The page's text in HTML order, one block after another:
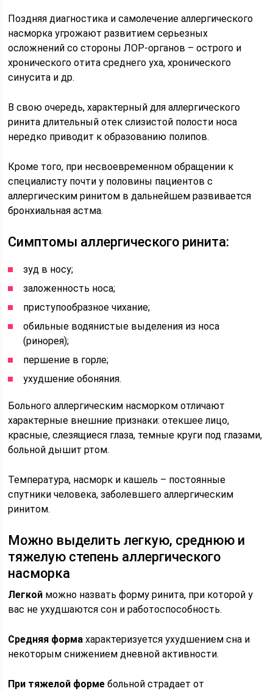
Поздняя диагностика и самолечение аллергического
насморка угрожают развитием серьезных
осложнений со стороны ЛОР-органов – острого и
хронического отита среднего уха, хронического
синусита и др.
В свою очередь, характерный для аллергического
ринита длительный отек слизистой полости носа
нередко приводит к образованию полипов.
Кроме того, при несвоевременном обращении к
специалисту почти у половины пациентов с
аллергическим ринитом в дальнейшем развивается
бронхиальная астма.
Симптомы аллергического ринита:
зуд в носу;
заложенность носа;
приступообразное чихание;
обильные водянистые выделения из носа
(ринорея);
першение в горле;
ухудшение обоняния.
Больного аллергическим насморком отличают
характерные внешние признаки: отекшее лицо,
красные, слезящиеся глаза, темные круги под глазами,
больной дышит ртом.
Температура, насморк и кашель – постоянные
спутники человека, заболевшего аллергическим
ринитом.
Можно выделить легкую, среднюю и
тяжелую степень аллергического
насморка
Легкой можно назвать форму ринита, при которой у
вас не ухудшаются сон и работоспособность.
Средняя форма характеризуется ухудшением сна и
некоторым снижением дневной активности.
При тяжелой форме больной страдает от